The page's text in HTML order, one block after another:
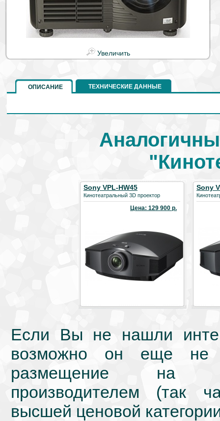
Увеличить
ОПИСАНИЕ ТЕХНИЧЕСКИЕ ДАННЫЕ
Sony VPL-HW45
Кинотеатральный 3D проектор
Цена: 129 900 р.
Sony
Если Вы не нашли
возможно он еще не
размещение на
производителем (так
высшей ценовой